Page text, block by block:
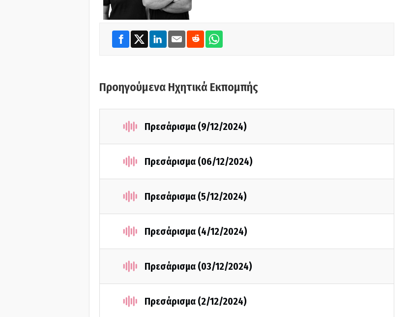
Προηγούμενα Ηχητικά Εκπομπής
Πρεσάρισμα (9/12/2024)
Πρεσάρισμα (06/12/2024)
Πρεσάρισμα (5/12/2024)
Πρεσάρισμα (4/12/2024)
Πρεσάρισμα (03/12/2024)
Πρεσάρισμα (2/12/2024)